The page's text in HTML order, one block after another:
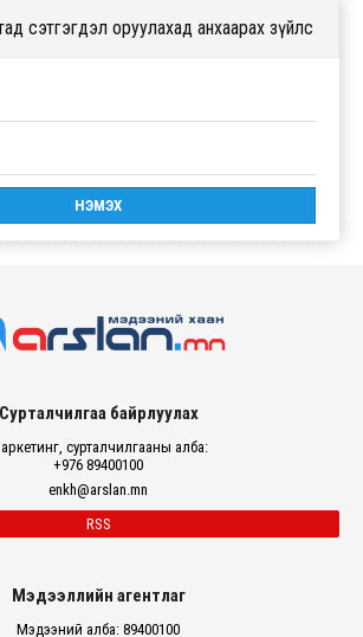
сэтгэгдэл оруулахад анхаарах зүйлс
Сурталчилгаа байрлуулах
сурталчилгааны алба:
+976 89400100
enkh@arslan.mn
RSS
Мэдээллийн агентлаг
Мэдээний алба: 89400100